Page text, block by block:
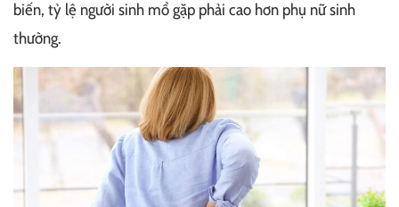
biến, tỷ lệ người sinh mổ gặp phải cao hơn phụ nữ sinh
thường.